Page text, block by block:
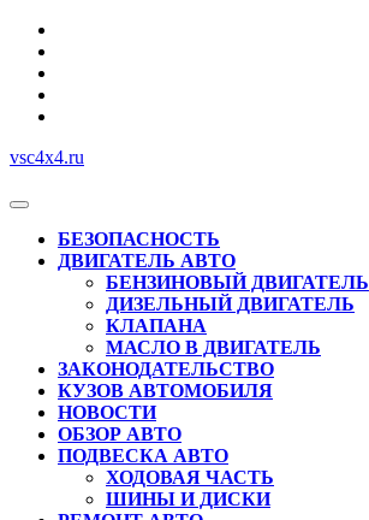
Перейти
содержимому
vsc4x4.ru
Кнопка
ОткрытьБЕЗОПАСНОСТЬ
ДВИГАТЕЛЬ АВТО
БЕНЗИНОВЫЙ ДВИГАТЕЛЬ
ДИЗЕЛЬНЫЙ ДВИГАТЕЛЬ
КЛАПАНА
МАСЛО В ДВИГАТЕЛЬ
ЗАКОНОДАТЕЛЬСТВО
КУЗОВ АВТОМОБИЛЯ
НОВОСТИ
ОБЗОР АВТО
ПОДВЕСКА АВТО
ХОДОВАЯ ЧАСТЬ
ШИНЫ И ДИСКИ